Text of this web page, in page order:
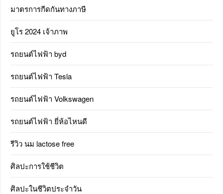
มาตรการกีดกันทางภาษี
ยูโร 2024 เจ้าภาพ
รถยนต์ไฟฟ้า byd
รถยนต์ไฟฟ้า Tesla
รถยนต์ไฟฟ้า Volkswagen
รถยนต์ไฟฟ้า ยี่ห้อไหนดี
รีวิว นม lactose free
ศิลปะการใช้ชีวิต
ศิลปะในชีวิตประจำวัน